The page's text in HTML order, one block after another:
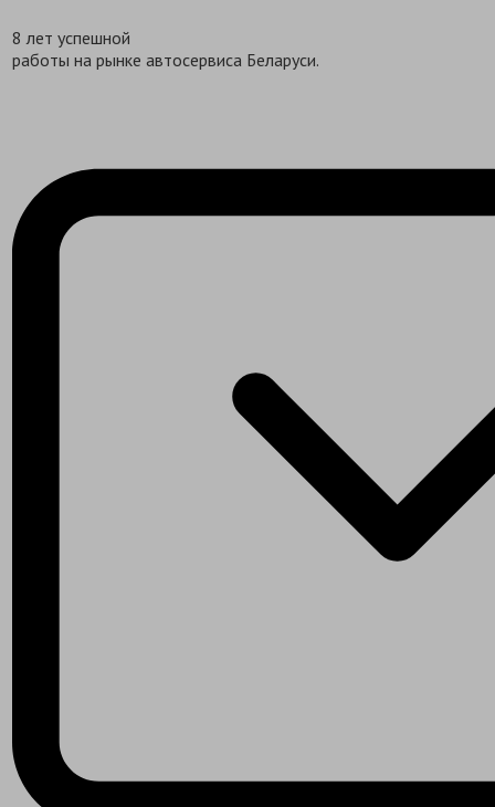
8 лет успешной
работы на рынке автосервиса Беларуси.